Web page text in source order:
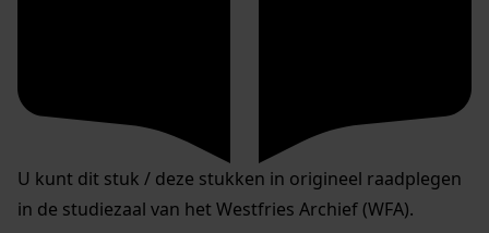
U kunt dit stuk / deze stukken in origineel raadplegen
in de studiezaal van het Westfries Archief (WFA).